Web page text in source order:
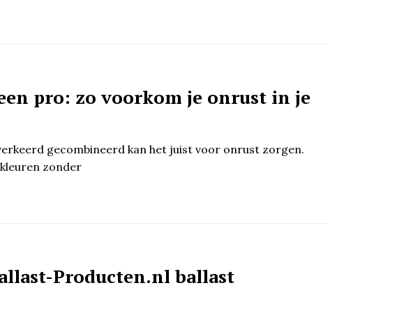
pro: zo voorkom je onrust in je
gecombineerd kan het juist voor onrust zorgen.
zonder
Producten.nl ballast